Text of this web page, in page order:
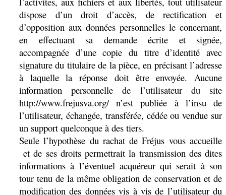
dispose d’un droit d’accès, de rectification et
d’opposition aux données personnelles le concernant,
en effectuant sa demande écrite et signée,
accompagnée d’une copie du titre d’identité avec
signature du titulaire de la pièce, en précisant l’adresse
à laquelle la réponse doit être envoyée. Aucune
information personnelle de l’utilisateur du site
http://www.frejusva.org/ n’est publiée à l’insu de
l’utilisateur, échangée, transférée, cédée ou vendue sur
un support quelconque à des tiers.
Seule l’hypothèse du rachat de Fréjus vous accueille
et de ses droits permettrait la transmission des dites
informations à l’éventuel acquéreur qui serait à son
tour tenu de la même obligation de conservation et de
modification des données vis à vis de l’utilisateur du